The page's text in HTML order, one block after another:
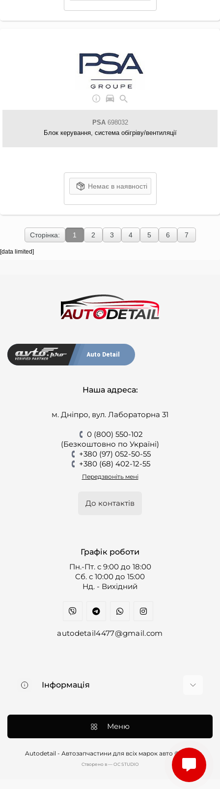
PSA698032
Блок керування, система обігріву/вентиляції
Немає в наявності
Сторінка: 1 2 3 4 5 6 7
[data limited]
Auto Detail
Наша адреса:
м. Дніпро, вул. Лабораторна 31
0 (800) 550-102
(Безкоштовно по Україні)
+380 (97) 052-50-55
+380 (68) 402-12-55
Передзвоніть мені
До контактів
Графік роботи
Пн.-Пт. с 9:00 до 18:00
Cб. с 10:00 до 15:00
Нд. - Вихідний
autodetail4477@gmail.com
Інформація
Контакти
Договір оферти
Меню
Autodetail - Автозапчастини для всіх марок авто © 2026
Cтворено в — OC STUDIO